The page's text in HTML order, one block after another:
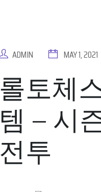
ADMIN MAY 1, 2021
롤토체
템 – 시
전투